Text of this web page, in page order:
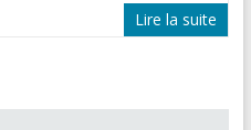
Lire la suite